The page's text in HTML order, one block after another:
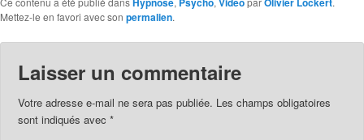
Mettez-le en favori avec son permalien.
Laisser un commentaire
Votre adresse e-mail ne sera pas publiée. Les champs obligatoires
sont indiqués avec*